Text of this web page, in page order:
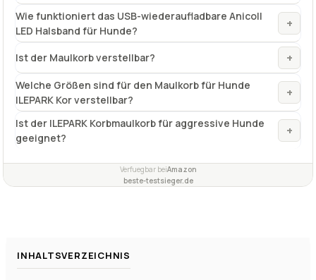
Wie funktioniert das USB-wiederaufladbare Anicoll
LED Halsband für Hunde?
+
Ist der Maulkorb verstellbar? +
Welche Größen sind für den Maulkorb für Hunde
ILEPARK Kor verstellbar?
+
Ist der ILEPARK Korbmaulkorb für aggressive Hunde
geeignet?
+
Verfuegbar beiAmazon
beste-testsieger.de
INHALTSVERZEICHNIS